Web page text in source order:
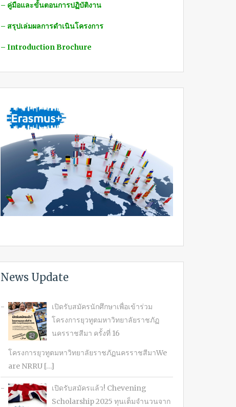
– คู่มือและขั้นตอนการปฏิบัติงาน
– สรุปเล่มผลการดำเนินโครงการ
– Introduction Brochure
News Update
เปิดรับสมัครนักศึกษาเพื่อเข้าร่วม
โครงการยุวทูตมหาวิทยาลัยราชภัฏ
นครราชสีมา ครั้งที่ 16
โครงการยุวทูตมหาวิทยาลัยราชภัฏนครราชสีมาWe
are NRRU […]
เปิดรับสมัครแล้ว! Chevening
Scholarship 2025 ทุนเต็มจำนวนจาก